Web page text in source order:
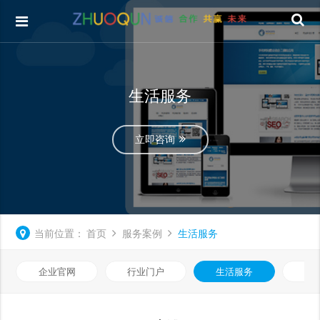
生活服务
立即咨询
当前位置： 首页 服务案例 生活服务
企业官网 行业门户 生活服务